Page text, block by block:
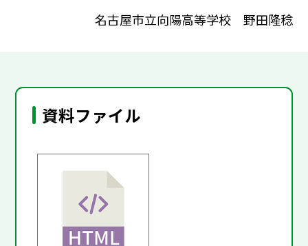
名古屋市立向陽高等学校 野田隆稔
資料ファイル